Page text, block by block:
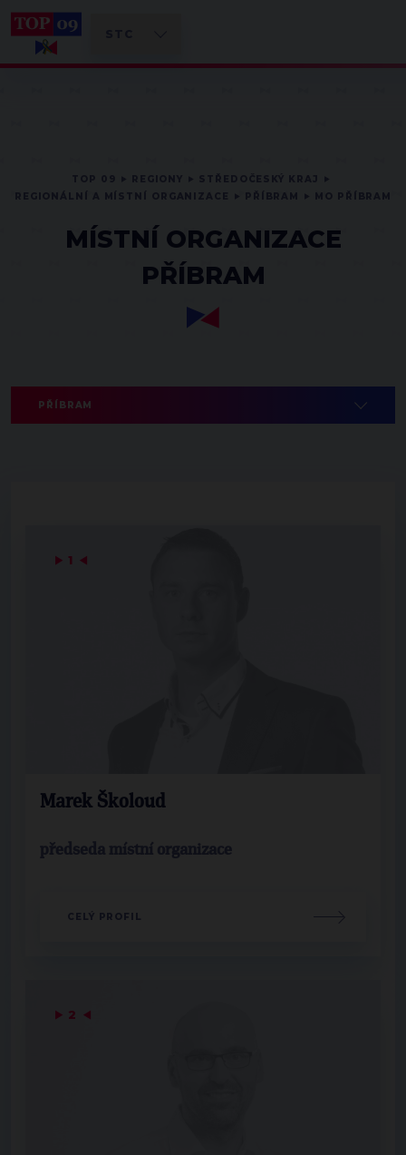
MÍSTNÍ ORGANIZACE
PŘÍBRAM
PŘÍBRAM
▶ 1 ◀
Marek Školoud
předseda místní organizace
CELÝ PROFIL
▶ 2 ◀